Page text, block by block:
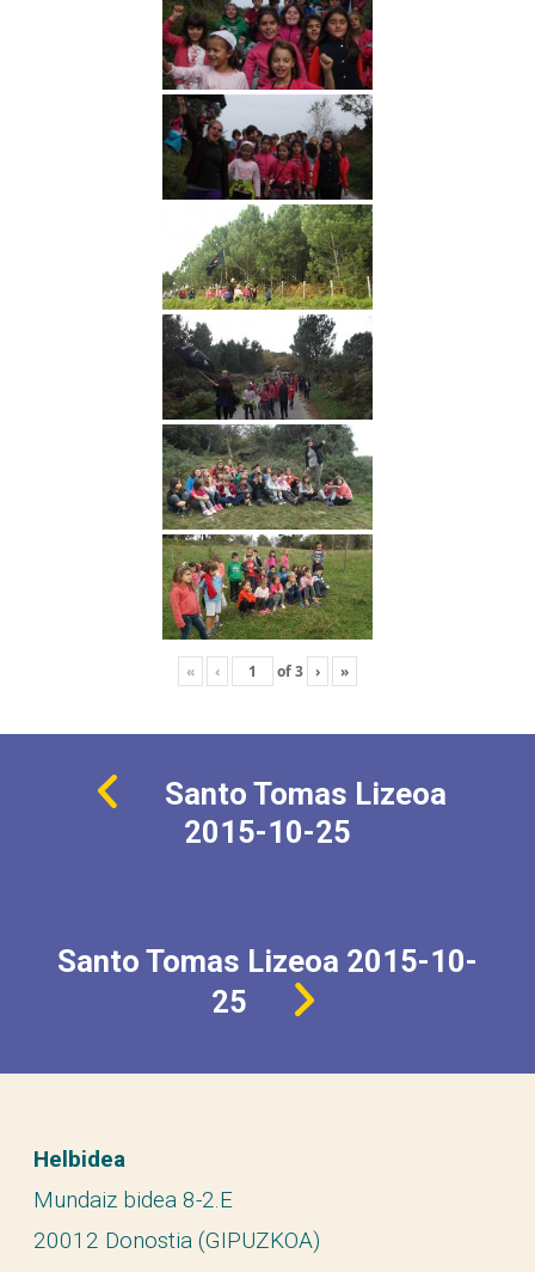
« ‹ of3 › »
Santo Tomas Lizeoa
2015-10-25
Santo Tomas Lizeoa 2015-10-
25
Helbidea
Mundaiz bidea 8-2.E
20012 Donostia (GIPUZKOA)